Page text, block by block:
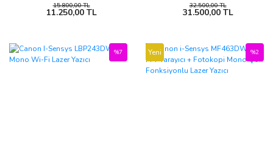
15.800,00 TL
11.250,00 TL
32.500,00 TL
31.500,00 TL
%7 Yeni %2